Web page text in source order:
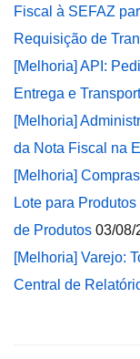
Fiscal à SEFAZ
Requisição de
[Melhoria] API:
Entrega e
[Melhoria]
da Nota Fiscal na
[Melhoria]
Lote para
de Produtos 03/08/
[Melhoria] Varejo:
Central de